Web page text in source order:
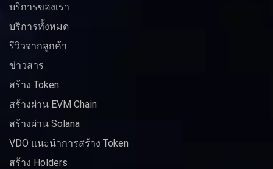
บริการของเรา
บริการทั้งหมด
รีวิวจากลูกค้า
ข่าวสาร
สร้าง Token
สร้างผ่าน EVM Chain
สร้างผ่าน Solana
VDO แนะนำการสร้าง Token
สร้าง Holders